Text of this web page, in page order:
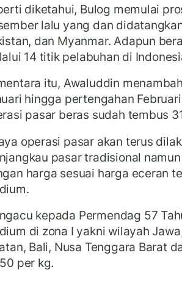
diketahui, Bulog memulai
lalu yang dan
dan Myanmar. Adapun
14 titik pelabuhan di
itu, Awaluddin
hingga pertengahan
pasar beras sudah tembus
operasi pasar akan terus
pasar tradisional
harga sesuai harga eceran
kepada Permendag 57
di zona I yakni wilayah
Bali, Nusa Tenggara Barat
per kg.